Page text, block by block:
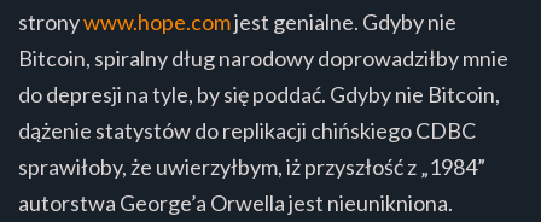
stronywww.hope.comjest genialne. Gdyby nie
Bitcoin, spiralny dług narodowy doprowadziłby mnie
do depresji na tyle, by się poddać. Gdyby nie Bitcoin,
dążenie statystów do replikacji chińskiego CDBC
sprawiłoby, że uwierzyłbym, iż przyszłość z „1984”
autorstwa George’a Orwella jest nieunikniona.